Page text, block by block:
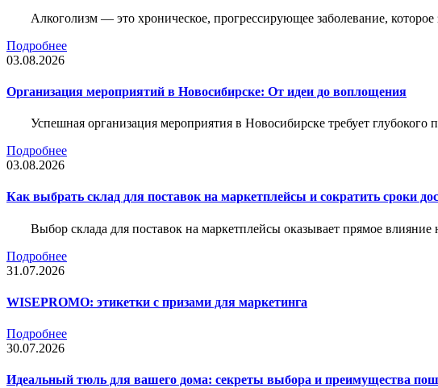
Алкоголизм — это хроническое, прогрессирующее заболевание,
Подробнее
03.08.2026
Организация мероприятий в Новосибирске: От идеи до воплощения
Успешная организация мероприятия в Новосибирске требует
Подробнее
03.08.2026
Как выбрать склад для поставок на маркетплейсы и сократить сроки
Выбор склада для поставок на маркетплейсы оказывает прямое влияние
Подробнее
31.07.2026
WISEPROMO: этикетки с призами для маркетинга
Подробнее
30.07.2026
Идеальный тюль для вашего дома: секреты выбора и преимущества